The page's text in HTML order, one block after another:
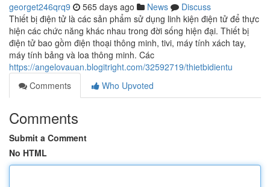
georget246qrq9 565 days ago News
Discuss
Thiết bị điện tử là các sản phẩm sử dụng linh kiện điện tử để thực
hiện các chức năng khác nhau trong đời sống hiện đại. Thiết bị
điện tử bao gồm điện thoại thông minh, tivi, máy tính xách tay,
máy tính bảng và loa thông minh. Các
https://angelovauan.blogitright.com/32592719/thietbidientu
Comments
Who Upvoted
Comments
Submit a Comment
No HTML